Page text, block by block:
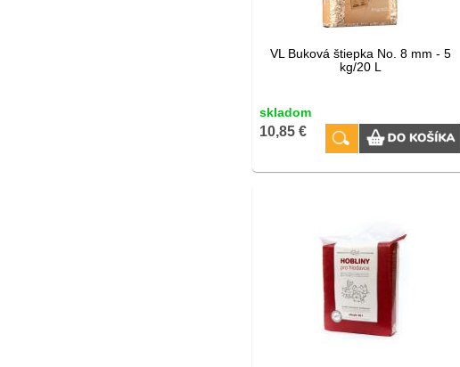
VL Buková štiepka No. 8 mm - 5
kg/20 L
skladom
10,85 €